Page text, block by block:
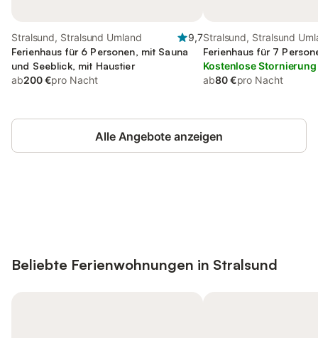
Stralsund, Stralsund Umland
9,7
Ferienhaus für 6 Personen, mit Sauna
und Seeblick, mit Haustier
ab200 €pro Nacht
Stralsund, Stralsund
Ferienhaus für 7
Kostenlose Stornierung
ab80 €pro Nacht
Alle Angebote anzeigen
Beliebte Ferienwohnungen in Stralsund